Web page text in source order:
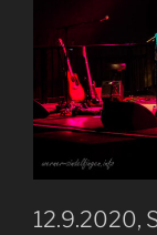
12.9.2020,